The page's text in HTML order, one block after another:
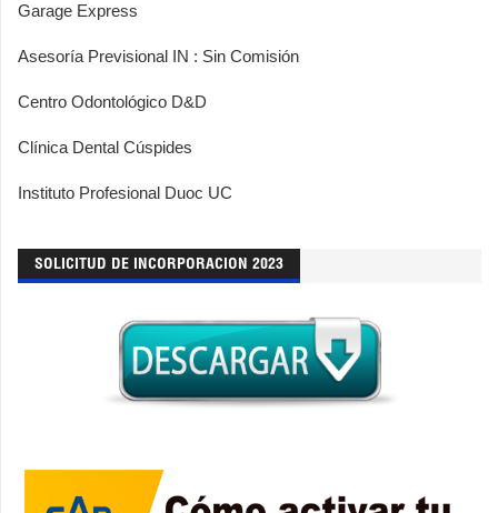
Garage Express
Asesoría Previsional IN : Sin Comisión
Centro Odontológico D&D
Clínica Dental Cúspides
Instituto Profesional Duoc UC
SOLICITUD DE INCORPORACION 2023